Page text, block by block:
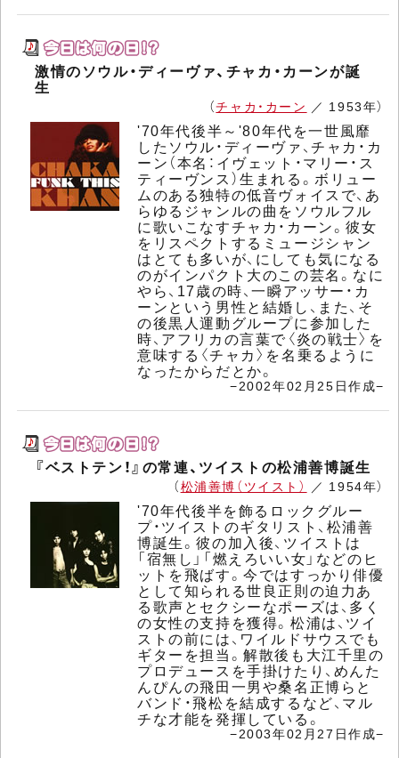
激情のソウル・ディーヴァ、チャカ・カーンが誕
生
（チャカ・カーン ／ 1953年）
'70年代後半～'80年代を一世風靡
したソウル・ディーヴァ、チャカ・カ
ーン（本名：イヴェット・マリー・ス
ティーヴンス）生まれる。ボリュー
ムのある独特の低音ヴォイスで、あ
らゆるジャンルの曲をソウルフル
に歌いこなすチャカ・カーン。彼女
をリスペクトするミュージシャン
はとても多いが、にしても気になる
のがインパクト大のこの芸名。なに
やら、17歳の時、一瞬アッサー・カ
ーンという男性と結婚し、また、そ
の後黒人運動グループに参加した
時、アフリカの言葉で〈炎の戦士〉を
意味する〈チャカ〉を名乗るように
なったからだとか。
−2002年02月25日作成−
『ベストテン！』の常連、ツイストの松浦善博誕生
（松浦善博（ツイスト） ／ 1954年）
'70年代後半を飾るロックグルー
プ・ツイストのギタリスト、松浦善
博誕生。彼の加入後、ツイストは
「宿無し」「燃えろいい女」などのヒ
ットを飛ばす。今ではすっかり俳優
として知られる世良正則の迫力あ
る歌声とセクシーなポーズは、多く
の女性の支持を獲得。松浦は、ツイ
ストの前には、ワイルドサウスでも
ギターを担当。解散後も大江千里の
プロデュースを手掛けたり、めんた
んぴんの飛田一男や桑名正博らと
バンド・飛松を結成するなど、マル
チな才能を発揮している。
−2003年02月27日作成−